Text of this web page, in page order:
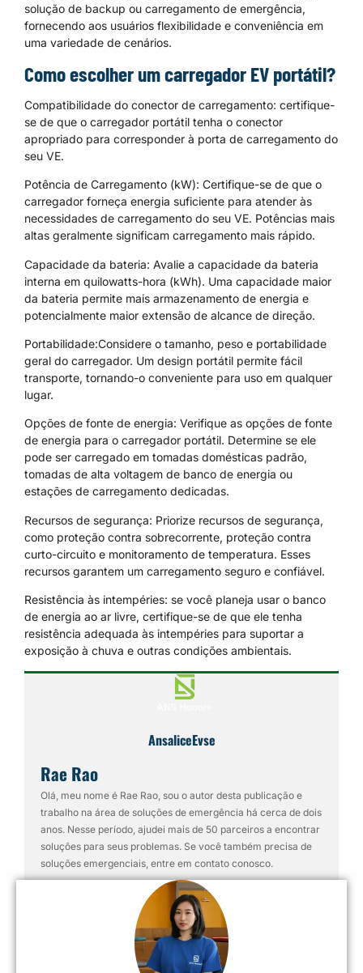
solução de backup ou carregamento de emergência,
fornecendo aos usuários flexibilidade e conveniência em
uma variedade de cenários.
Como escolher um carregador EV portátil?
Compatibilidade do conector de carregamento: certifique-
se de que o carregador portátil tenha o conector
apropriado para corresponder à porta de carregamento do
seu VE.
Potência de Carregamento (kW): Certifique-se de que o
carregador forneça energia suficiente para atender às
necessidades de carregamento do seu VE. Potências mais
altas geralmente significam carregamento mais rápido.
Capacidade da bateria: Avalie a capacidade da bateria
interna em quilowatts-hora (kWh). Uma capacidade maior
da bateria permite mais armazenamento de energia e
potencialmente maior extensão de alcance de direção.
Portabilidade:Considere o tamanho, peso e portabilidade
geral do carregador. Um design portátil permite fácil
transporte, tornando-o conveniente para uso em qualquer
lugar.
Opções de fonte de energia: Verifique as opções de fonte
de energia para o carregador portátil. Determine se ele
pode ser carregado em tomadas domésticas padrão,
tomadas de alta voltagem de banco de energia ou
estações de carregamento dedicadas.
Recursos de segurança: Priorize recursos de segurança,
como proteção contra sobrecorrente, proteção contra
curto-circuito e monitoramento de temperatura. Esses
recursos garantem um carregamento seguro e confiável.
Resistência às intempéries: se você planeja usar o banco
de energia ao ar livre, certifique-se de que ele tenha
resistência adequada às intempéries para suportar a
exposição à chuva e outras condições ambientais.
AnsaliceEvse
Rae Rao
Olá, meu nome é Rae Rao, sou o autor desta publicação e
trabalho na área de soluções de emergência há cerca de dois
anos. Nesse período, ajudei mais de 50 parceiros a encontrar
soluções para seus problemas. Se você também precisa de
soluções emergenciais, entre em contato conosco.